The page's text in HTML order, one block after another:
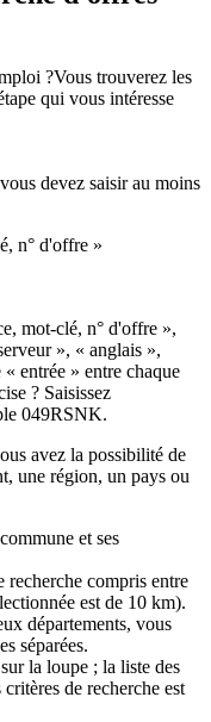
?Vous trouverez les
qui vous intéresse
devez saisir au moins
n° d'offre »
mot-clé, n° d'offre »,
», « anglais »,
entrée » entre chaque
? Saisissez
049RSNK.
avez la possibilité de
une région, un pays ou
et ses
recherche compris entre
est de 10 km).
départements, vous
séparées.
la loupe ; la liste des
de recherche est